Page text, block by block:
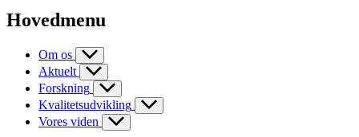
Hovedmenu
Om os
Aktuelt
Forskning
Kvalitetsudvikling
Vores viden